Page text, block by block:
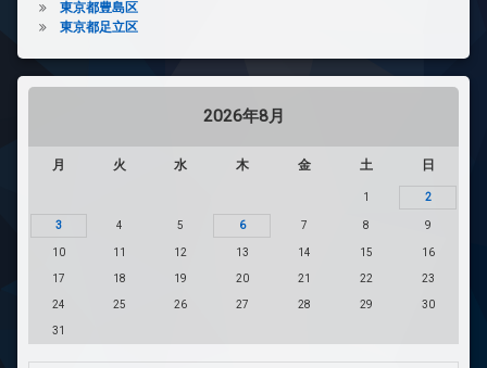
東京都豊島区
東京都足立区
2026年8月
月 火 水 木 金 土 日
1 2
3 4 5 6 7 8 9
10 11 12 13 14 15 16
17 18 19 20 21 22 23
24 25 26 27 28 29 30
31